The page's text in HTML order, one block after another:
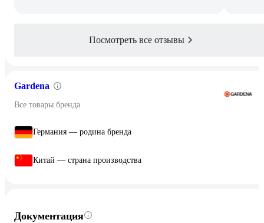
Посмотреть все отзывы
Gardena
Все товары бренда
Германия — родина бренда
Китай — страна производства
Документация